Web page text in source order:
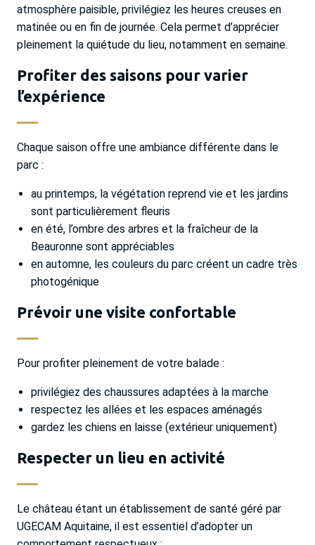
atmosphère paisible, privilégiez les heures creuses en
matinée ou en fin de journée. Cela permet d’apprécier
pleinement la quiétude du lieu, notamment en semaine.
Profiter des saisons pour varier
l’expérience
Chaque saison offre une ambiance différente dans le
parc :
au printemps, la végétation reprend vie et les jardins
sont particulièrement fleuris
en été, l’ombre des arbres et la fraîcheur de la
Beauronne sont appréciables
en automne, les couleurs du parc créent un cadre très
photogénique
Prévoir une visite confortable
Pour profiter pleinement de votre balade :
privilégiez des chaussures adaptées à la marche
respectez les allées et les espaces aménagés
gardez les chiens en laisse (extérieur uniquement)
Respecter un lieu en activité
Le château étant un établissement de santé géré par
UGECAM Aquitaine, il est essentiel d’adopter un